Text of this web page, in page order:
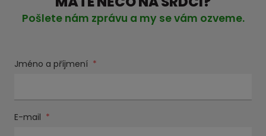
Pošlete nám zprávu a my se vám ozveme.
Jméno a příjmení *
E-mail *